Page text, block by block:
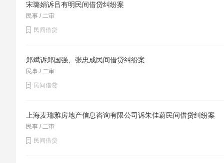
宋璐娟诉吕有明民间借贷纠纷案
民事 / 二审
民间借贷
郑斌诉郑国强、张忠成民间借贷纠纷案
民事 / 二审
民间借贷
上海麦瑞雅房地产信息咨询有限公司诉朱佳蔚民间借贷纠纷案
民事 / 二审
民间借贷